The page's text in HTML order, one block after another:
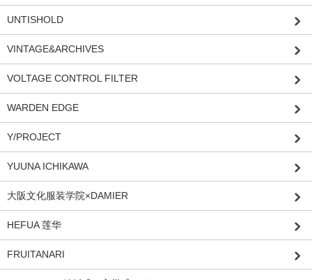
UNTISHOLD
VINTAGE&ARCHIVES
VOLTAGE CONTROL FILTER
WARDEN EDGE
Y/PROJECT
YUUNA ICHIKAWA
大阪文化服装学院×DAMIER
HEFUA 莲华
FRUITANARI